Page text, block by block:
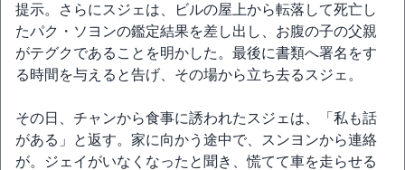
提示。さらにスジェは、ビルの屋上から転落して死亡し
たパク・ソヨンの鑑定結果を差し出し、お腹の子の父親
がテグクであることを明かした。最後に書類へ署名をす
る時間を与えると告げ、その場から立ち去るスジェ。
その日、チャンから食事に誘われたスジェは、「私も話
がある」と返す。家に向かう途中で、スンヨンから連絡
が。ジェイがいなくなったと聞き、慌てて車を走らせる